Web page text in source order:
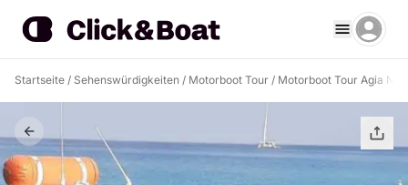
Startseite / Sehenswürdigkeiten / Motorboot Tour / Motorboot Tour Agia